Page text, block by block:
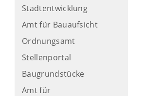
Stadtentwicklung
Amt für Bauaufsicht
Ordnungsamt
Stellenportal
Baugrundstücke
Amt für